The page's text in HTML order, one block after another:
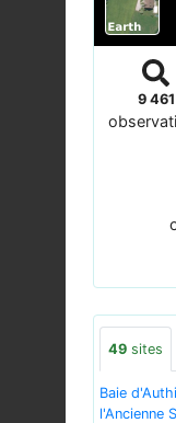
9 461
49 sites
Baie
l'Ancienne